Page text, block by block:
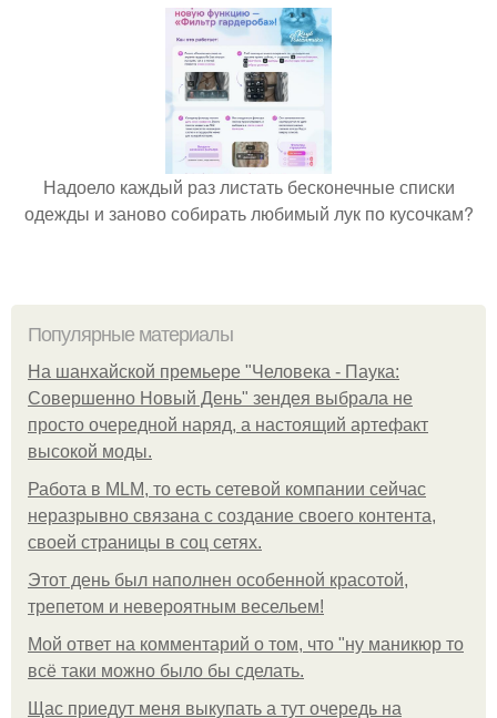
Надоело каждый раз листать бесконечные списки
одежды и заново собирать любимый лук по кусочкам?
Популярные материалы
На шанхайской премьере "Человека - Паука:
Совершенно Новый День" зендея выбрала не
просто очередной наряд, а настоящий артефакт
высокой моды.
Работа в MLM, то есть сетевой компании сейчас
неразрывно связана с создание своего контента,
своей страницы в соц сетях.
Этот день был наполнен особенной красотой,
трепетом и невероятным весельем!
Мой ответ на комментарий о том, что "ну маникюр то
всё таки можно было бы сделать.
Щас приедут меня выкупать а тут очередь на